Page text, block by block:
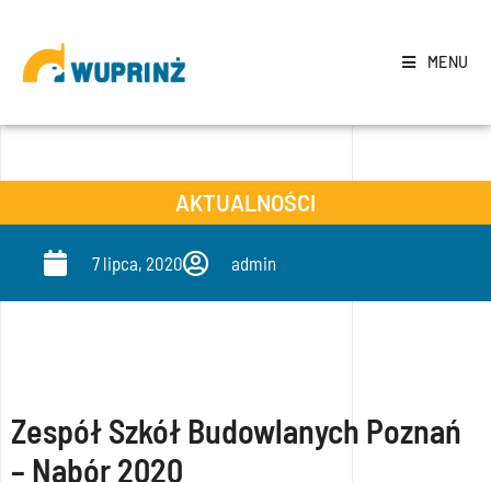
MENU
AKTUALNOŚCI
7 lipca, 2020 admin
Zespół Szkół Budowlanych Poznań
– Nabór 2020